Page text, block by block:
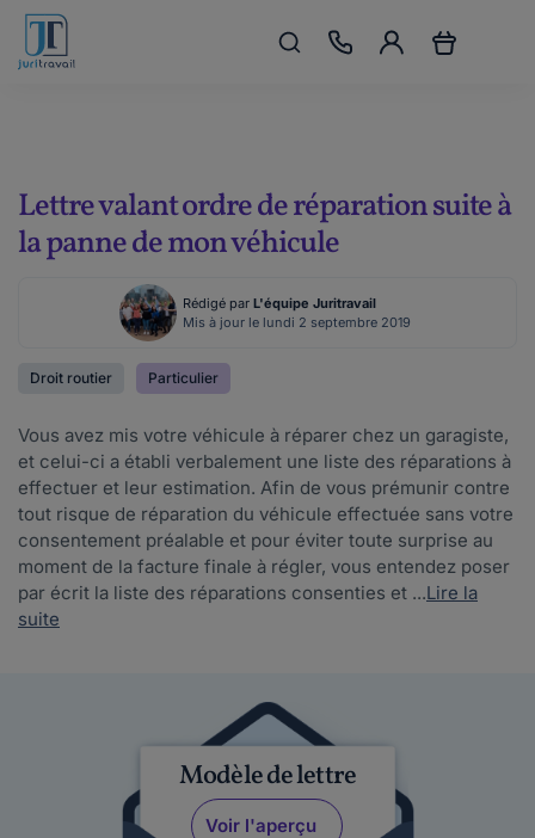
Modèle de lettre
Voir l'aperçu
Lettre valant ordre de réparation suite à
la panne de mon véhicule
Rédigé par L'équipe Juritravail
Mis à jour le lundi 2 septembre 2019
Droit routier Particulier
Vous avez mis votre véhicule à réparer chez un garagiste,
et celui-ci a établi verbalement une liste des réparations à
effectuer et leur estimation. Afin de vous prémunir contre
tout risque de réparation du véhicule effectuée sans votre
consentement préalable et pour éviter toute surprise au
moment de la facture finale à régler, vous entendez poser
par écrit la liste des réparations consenties et ...Lire la
suite